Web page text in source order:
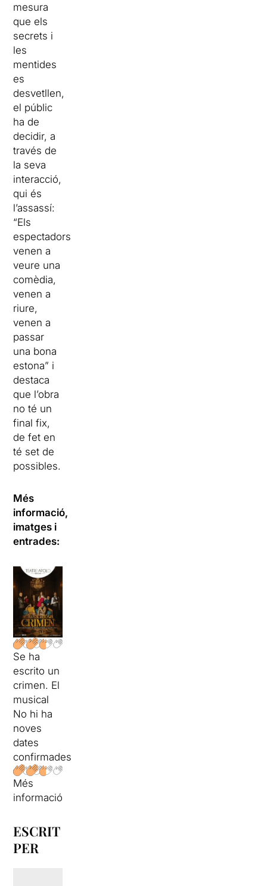
mesura
que els
secrets i
les
mentides
es
desvetllen,
el públic
ha de
decidir, a
través de
la seva
interacció,
qui és
l’assassí:
“Els
espectadors
venen a
veure una
comèdia,
venen a
riure,
venen a
passar
una bona
estona” i
destaca
que l’obra
no té un
final fix,
de fet en
té set de
possibles.
Més
informació,
imatges i
entrades:
Se ha
escrito un
crimen. El
musical
No hi ha
noves
dates
confirmades
Més
informació
ESCRIT
PER